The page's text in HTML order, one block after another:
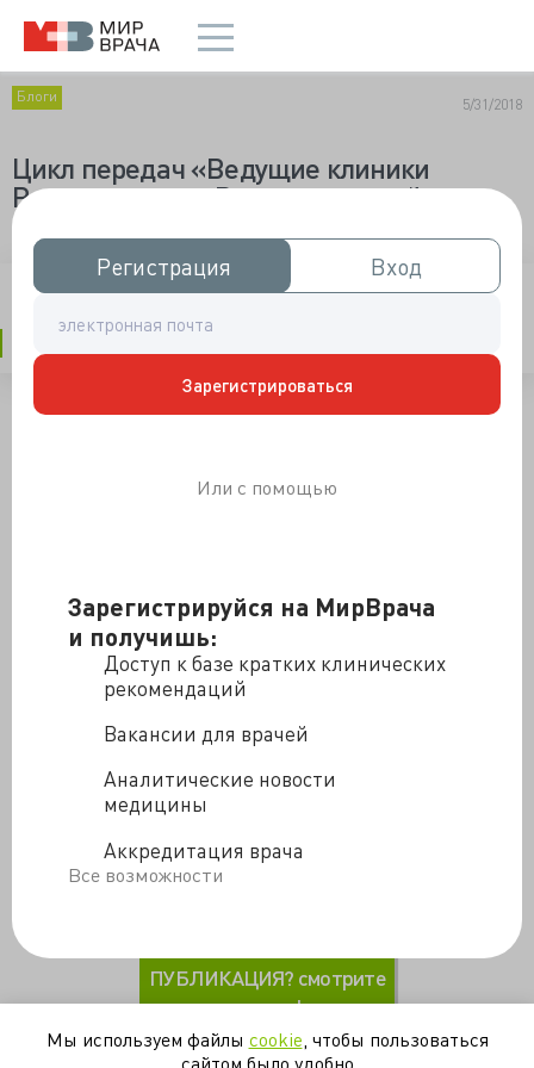
Зарегистрируйся на МирВрача
и получишь:
Доступ к базе кратких клинических
рекомендаций
Вакансии для врачей
Аналитические новости
медицины
Аккредитация врача
Все возможности
Регистрация
Регистрация Вход
Вход
Зарегистрироваться
Или с помощью
Блоги 5/31/2018
Цикл передач «Ведущие клиники
России», тема: «Рак щитовидной
железы»
Оглавление
ПОНРАВИЛАСЬ ПУБЛИКАЦИЯ? смотрите другие!
В данном видео обсуждается
мультидисциплинарный подход к диагностике и
лечению рака щитовидной железы специалистами
Национального Медицинского Исследовательского
Центра в цикле передач «Ведущие клиники России».
Первый медицинский канал
ПУБЛИКАЦИЯ? смотрите
другие!
Мы используем файлы cookie , чтобы пользоваться
сайтом было удобно